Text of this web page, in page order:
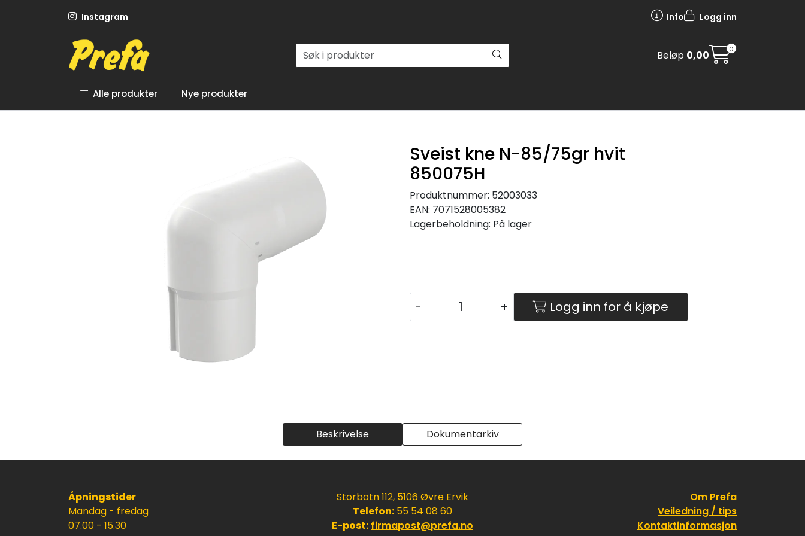
Instagram Info Logg inn
Beløp 0,00 0
Alle produkter Nye produkter
Sveist kne N-85/75gr hvit
850075H
Produktnummer: 52003033
EAN: 7071528005382
Lagerbeholdning: På lager
- + Logg inn for å kjøpe
Beskrivelse Dokumentarkiv
Åpningstider
Mandag - fredag
07.00 - 15.30
Storbotn 112, 5106 Øvre Ervik
Telefon: 55 54 08 60
E-post: firmapost@prefa.no
Om Prefa
Veiledning / tips
Kontaktinformasjon